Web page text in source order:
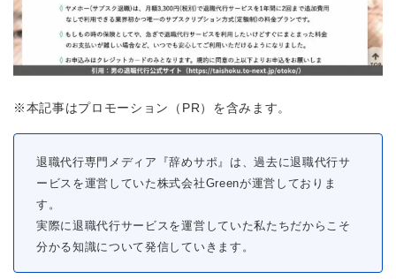
※本記事はプロモーション（PR）を含みます。
退職代行専門メディア『辞めサポ』は、過去に退職代行サ
ービスを運営していた株式会社Greenが運営しておりま
す。
実際に退職代行サービスを運営していた私たちだからこそ
分かる知識について発信していきます。